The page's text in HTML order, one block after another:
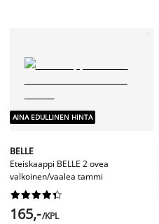
AINA EDULLINEN HINTA
BELLE
Eteiskaappi BELLE 2 ovea
valkoinen/vaalea tammi






165,-/KPL